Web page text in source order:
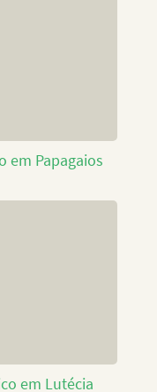
em Papagaios
em Lutécia